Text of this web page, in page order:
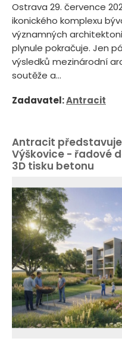
Ostrava 29. července
ikonického komplexu
významných
plynule pokračuje. Jen
výsledků mezinárodní
soutěže a...
Zadavatel:Antracit
Antracit představuje
Výškovice - řadové
3D tisku betonu